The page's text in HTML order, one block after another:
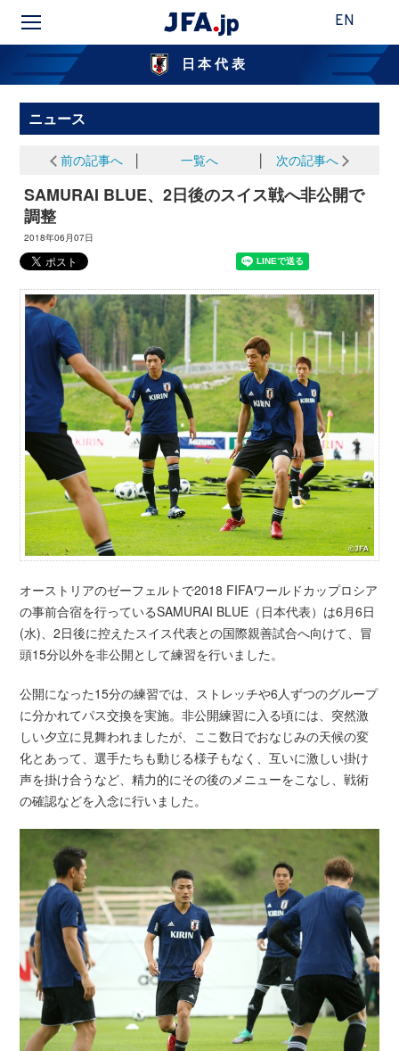
EN
日本代表
ニュース
前の記事へ 一覧へ 次の記事へ
SAMURAI BLUE、2日後のスイス戦へ非公開で
調整
2018年06月07日
オーストリアのゼーフェルトで2018 FIFAワールドカップロシア
の事前合宿を行っているSAMURAI BLUE（日本代表）は6月6日
(水)、2日後に控えたスイス代表との国際親善試合へ向けて、冒
頭15分以外を非公開として練習を行いました。
公開になった15分の練習では、ストレッチや6人ずつのグループ
に分かれてパス交換を実施。非公開練習に入る頃には、突然激
しい夕立に見舞われましたが、ここ数日でおなじみの天候の変
化とあって、選手たちも動じる様子もなく、互いに激しい掛け
声を掛け合うなど、精力的にその後のメニューをこなし、戦術
の確認などを入念に行いました。